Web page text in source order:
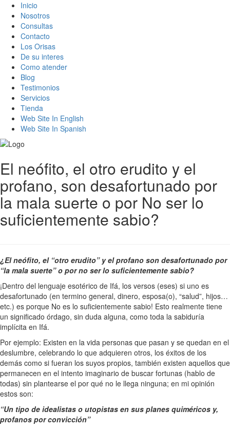
Inicio
Nosotros
Consultas
Contacto
Los Orisas
De su interes
Como atender
Blog
Testimonios
Servicios
Tienda
Web Site In English
Web Site In Spanish
El neófito, el otro erudito y el
profano, son desafortunado por
la mala suerte o por No ser lo
suficientemente sabio?
¿El neófito, el “otro erudito” y el profano son desafortunado por
“la mala suerte” o por no ser lo suficientemente sabio?
¡Dentro del lenguaje esotérico de Ifá, los versos (eses) si uno es
desafortunado (en termino general, dinero, esposa(o), “salud”, hijos…
etc.) es porque No es lo suficientemente sabio! Esto realmente tiene
un significado órdago, sin duda alguna, como toda la sabiduría
implícita en Ifá.
Por ejemplo: Existen en la vida personas que pasan y se quedan en el
deslumbre, celebrando lo que adquieren otros, los éxitos de los
demás como si fueran los suyos propios, también existen aquellos que
permanecen en el intento imaginario de buscar fortunas (hablo de
todas) sin plantearse el por qué no le llega ninguna; en mi opinión
estos son:
“Un tipo de idealistas o utopistas en sus planes quiméricos y,
profanos por convicción”